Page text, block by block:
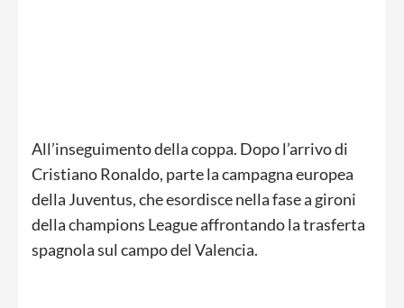
All’inseguimento della coppa. Dopo l’arrivo di
Cristiano Ronaldo, parte la campagna europea
della Juventus, che esordisce nella fase a gironi
della champions League affrontando la trasferta
spagnola sul campo del Valencia.